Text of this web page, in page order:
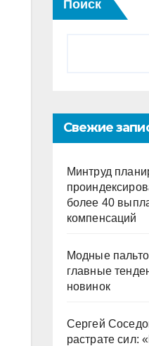
Поиск
Свежие
Минтруд
более 40
компенсаций
Модные
главные
новинок
Сергей
растрате сил: